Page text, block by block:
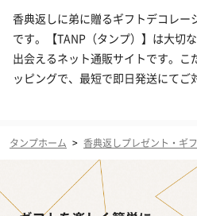
香典返しに弟に贈るギフトデコレ
です。【TANP（タンプ）】は大切
出会えるネット通販サイトです。こ
ッピングで、最短で即日発送にてご
タンプホーム > 香典返しプレゼント・ギ